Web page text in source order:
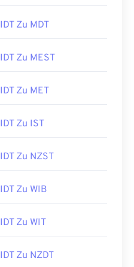
IDT Zu MDT
IDT Zu MEST
IDT Zu MET
IDT Zu IST
IDT Zu NZST
IDT Zu WIB
IDT Zu WIT
IDT Zu NZDT